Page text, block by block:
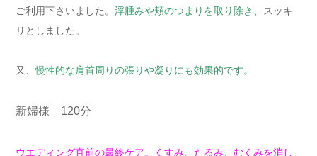
ご利用下さいました。 浮腫みや頬のつまりを取り除き、
スッキ
リとしました。
又、慢性的な肩首周りの張りや凝りにも効果的です。
新婦様 120分
ウエディング直前の最終ケア。くすみ、たるみ、むくみを消し